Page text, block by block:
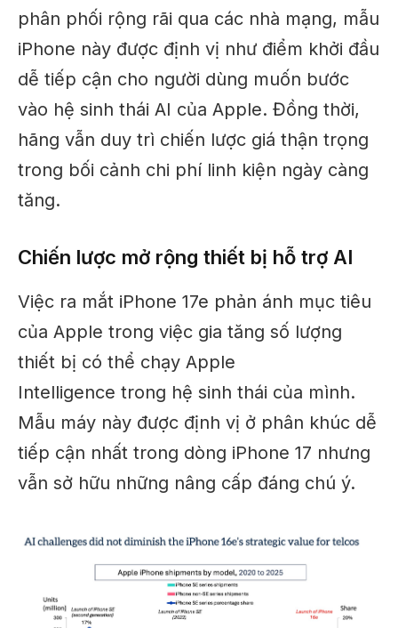
phân phối rộng rãi qua các nhà mạng, mẫu
iPhone này được định vị như điểm khởi đầu
dễ tiếp cận cho người dùng muốn bước
vào hệ sinh thái AI của Apple. Đồng thời,
hãng vẫn duy trì chiến lược giá thận trọng
trong bối cảnh chi phí linh kiện ngày càng
tăng.
Chiến lược mở rộng thiết bị hỗ trợ AI
Việc ra mắt iPhone 17e phản ánh mục tiêu
của Apple trong việc gia tăng số lượng
thiết bị có thể chạy Apple
Intelligence trong hệ sinh thái của mình.
Mẫu máy này được định vị ở phân khúc dễ
tiếp cận nhất trong dòng iPhone 17 nhưng
vẫn sở hữu những nâng cấp đáng chú ý.